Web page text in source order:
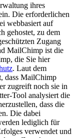
ihres
Die erforderlichen
webbasiert auf
gehostet, zu dem
Zugang
MailChimp ist die
die Sie hier
. Laut dem
dass MailChimp
zugreift noch sie in
Tool analysiert die
dass die
Die dabei
lediglich für
verwendet und